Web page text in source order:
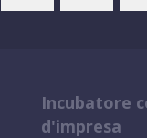
Incubatore
d'impresa